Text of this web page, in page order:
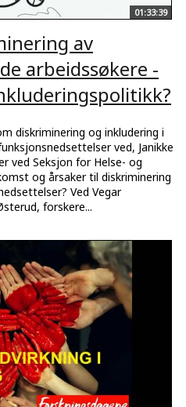
01:33:39
av
arbeidssøkere -
diskriminering og inkludering i
ved, Janikke
ved Seksjon for Helse- og
og årsaker til diskriminering
Ved Vegar
forskere...